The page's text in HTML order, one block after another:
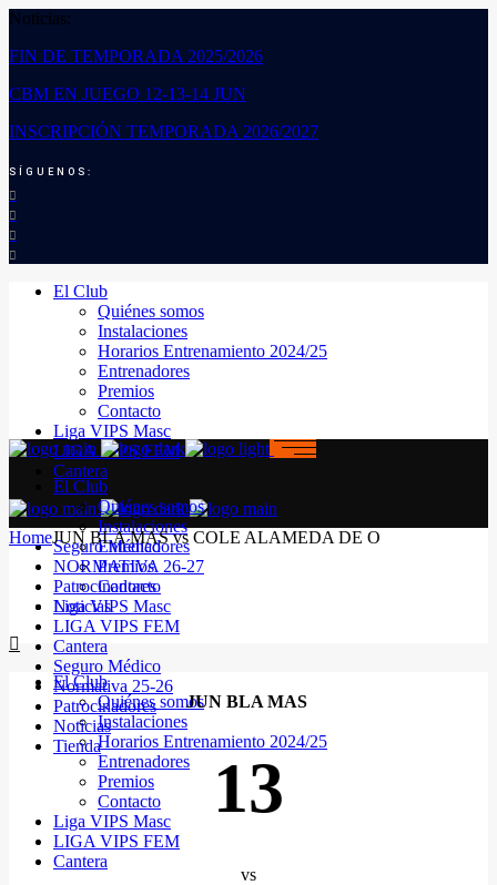
Noticias:
FIN DE TEMPORADA 2025/2026
CBM EN JUEGO 12-13-14 JUN
INSCRIPCIÓN TEMPORADA 2026/2027
SÍGUENOS:
El Club
Quiénes somos
Instalaciones
Horarios Entrenamiento 2024/25
Entrenadores
Premios
Contacto
Liga VIPS Masc
LIGA VIPS FEM
Cantera
Seguro Médico
NORMATIVA 26-27
Patrocinadores
Noticias
El Club
Quiénes somos
Instalaciones
Horarios Entrenamiento 2024/25
Entrenadores
Premios
Contacto
Liga VIPS Masc
LIGA VIPS FEM
Cantera
El Club
Quiénes somos
Instalaciones
Entrenadores
Premios
Contacto
Liga VIPS Masc
LIGA VIPS FEM
Cantera
Seguro Médico
Normativa 25-26
Patrocinadores
Noticias
Tienda
HomeJUN BLA MAS vs COLE ALAMEDA DE O
JUN BLA MAS
13
vs